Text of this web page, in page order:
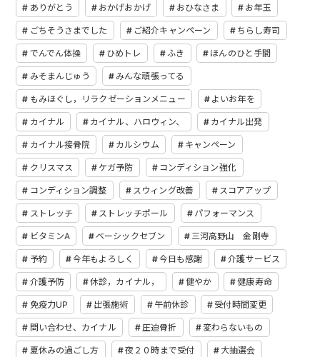
ありがとう おかげおかげ おひなさま お年玉
ごちそうさまでした ご紹介キャンペーン ちらし寿司
でんでん体操 ひめトレ ふき ほんのひと手間
みそまんじゅう みんな頑張ってる
もみほぐし，リラクゼーションメニュー よいお年を
カイナル カイナル、ハロウィン、 カイナル出発
カイナル接骨院 カルシウム キャンペーン
クリスマス ケガ予防 コンディション強化
コンディション調整 スウィング改善 スコアアップ
ストレッチ ストレッチポール パフォーマンス
ビタミンA ベーシックセブン 三河高野山 金剛寺
予約 今年もよろしく 今日も感謝 介護サービス
介護予防 休診，カイナル， 健やか 健康寿命
免疫力UP 出張施術 午前休診 受付時間変更
問い合わせ、カイナル 圧迫骨折 変わらないもの
夏休みの過ごし方 夜２０時まで受付 大抽選会